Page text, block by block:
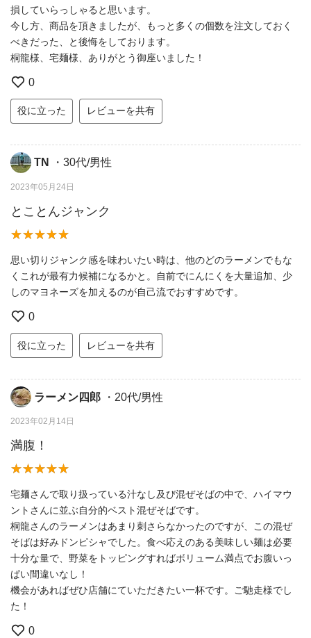
損していらっしゃると思います。
今し方、商品を頂きましたが、もっと多くの個数を注文しておく
べきだった、と後悔をしております。
桐龍様、宅麺様、ありがとう御座いました！
0
役に立った レビューを共有
TN ・30代/男性
2023年05月24日
とことんジャンク
思い切りジャンク感を味わいたい時は、他のどのラーメンでもな
くこれが最有力候補になるかと。自前でにんにくを大量追加、少
しのマヨネーズを加えるのが自己流でおすすめです。
0
役に立った レビューを共有
ラーメン四郎 ・20代/男性
2023年02月14日
満腹！
宅麺さんで取り扱っている汁なし及び混ぜそばの中で、ハイマウ
ントさんに並ぶ自分的ベスト混ぜそばです。
桐龍さんのラーメンはあまり刺さらなかったのですが、この混ぜ
そばは好みドンピシャでした。食べ応えのある美味しい麺は必要
十分な量で、野菜をトッピングすればボリューム満点でお腹いっ
ぱい間違いなし！
機会があればぜひ店舗にていただきたい一杯です。ご馳走様でし
た！
0